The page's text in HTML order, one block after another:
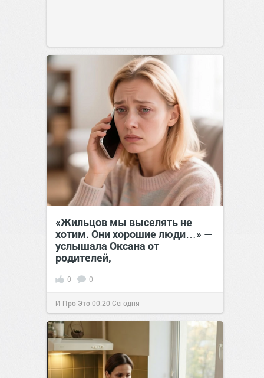
«Жильцов мы выселять не
хотим. Они хорошие люди…» —
услышала Оксана от
родителей,
0 0
И Про Это00:20 Сегодня